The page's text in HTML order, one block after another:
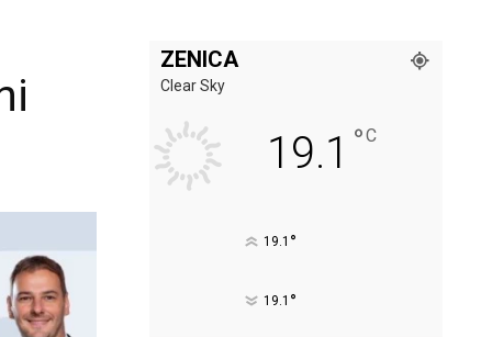
ZENICA
Clear Sky
19.1 °C
19.1 °
19.1 °